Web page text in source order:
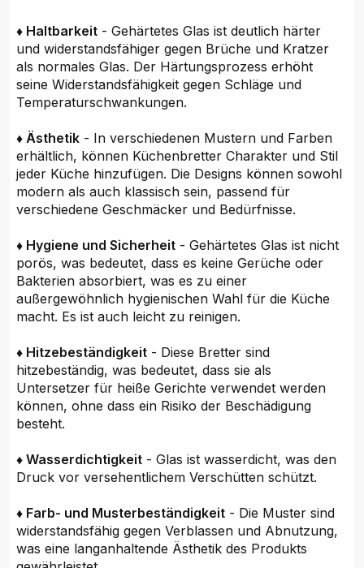
♦ Haltbarkeit - Gehärtetes Glas ist deutlich härter
und widerstandsfähiger gegen Brüche und Kratzer
als normales Glas. Der Härtungsprozess erhöht
seine Widerstandsfähigkeit gegen Schläge und
Temperaturschwankungen.
♦ Ästhetik - In verschiedenen Mustern und Farben
erhältlich, können Küchenbretter Charakter und Stil
jeder Küche hinzufügen. Die Designs können sowohl
modern als auch klassisch sein, passend für
verschiedene Geschmäcker und Bedürfnisse.
♦ Hygiene und Sicherheit - Gehärtetes Glas ist nicht
porös, was bedeutet, dass es keine Gerüche oder
Bakterien absorbiert, was es zu einer
außergewöhnlich hygienischen Wahl für die Küche
macht. Es ist auch leicht zu reinigen.
♦ Hitzebeständigkeit - Diese Bretter sind
hitzebeständig, was bedeutet, dass sie als
Untersetzer für heiße Gerichte verwendet werden
können, ohne dass ein Risiko der Beschädigung
besteht.
♦ Wasserdichtigkeit - Glas ist wasserdicht, was den
Druck vor versehentlichem Verschütten schützt.
♦ Farb- und Musterbeständigkeit - Die Muster sind
widerstandsfähig gegen Verblassen und Abnutzung,
was eine langanhaltende Ästhetik des Produkts